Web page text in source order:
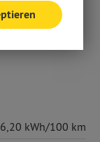
kWh/100 km